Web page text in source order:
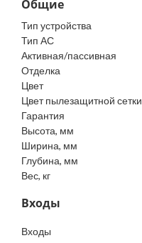
Общие
Тип устройства
Тип АС
Активная/пассивная
Отделка
Цвет
Цвет пылезащитной сетки
Гарантия
Высота, мм
Ширина, мм
Глубина, мм
Вес, кг
Входы
Входы